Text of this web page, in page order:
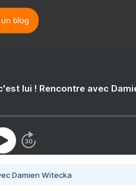
blog
lui ! Rencontre avec
Damien Witecka